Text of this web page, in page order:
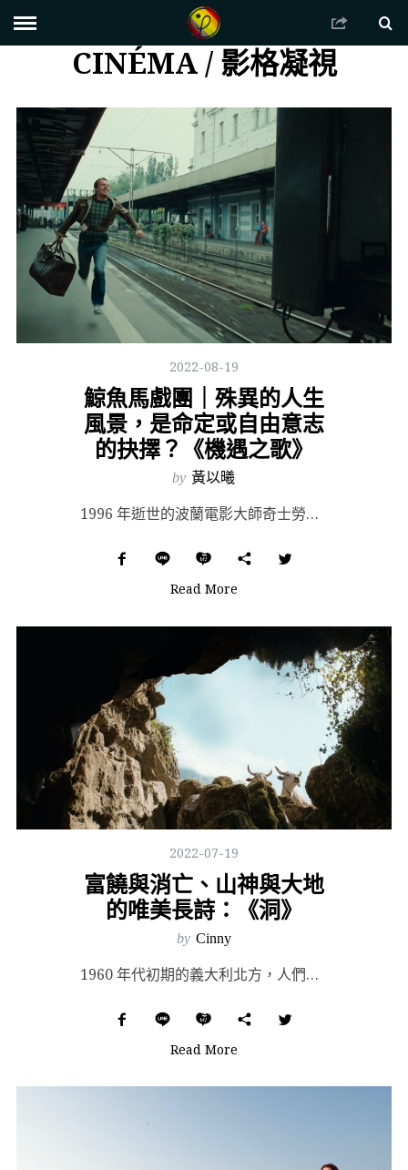
CINÉMA / 影格凝視
2022-08-19
鯨魚馬戲團｜殊異的人生
風景，是命定或自由意志
的抉擇？《機遇之歌》
by 黃以曦
1996 年逝世的波蘭電影大師奇士勞斯基（Krzysztof Kieślowski），最為人所知的即...
Read More
2022-07-19
富饒與消亡、山神與大地
的唯美長詩：《洞》
by Cinny
1960 年代初期的義大利北方，人們捲起袖子在百廢待舉的戰後蕭條中重振旗鼓，試圖走出二戰後的夢魘。正...
Read More